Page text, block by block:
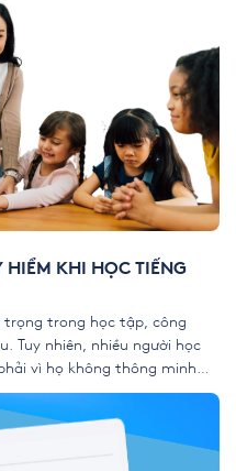
KHI HỌC TIẾNG
trọng trong học tập, công
Tuy nhiên, nhiều người học
vì họ không thông minh
phải những quan điểm sai lầm